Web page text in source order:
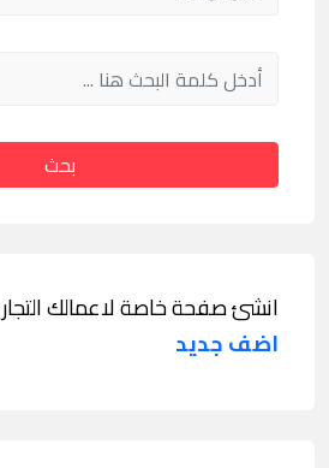
بحث
انشئ صفحة خاصة لاعمالك
اضف جديد